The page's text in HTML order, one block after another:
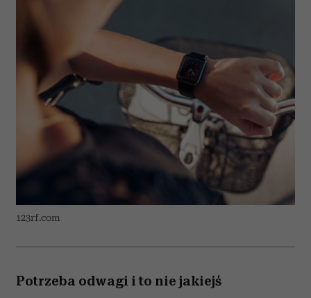
123rf.com
Potrzeba odwagi i to nie jakiejś